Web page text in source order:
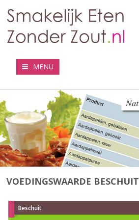
MENU
VOEDINGSWAARDE BESCHUIT
Beschuit